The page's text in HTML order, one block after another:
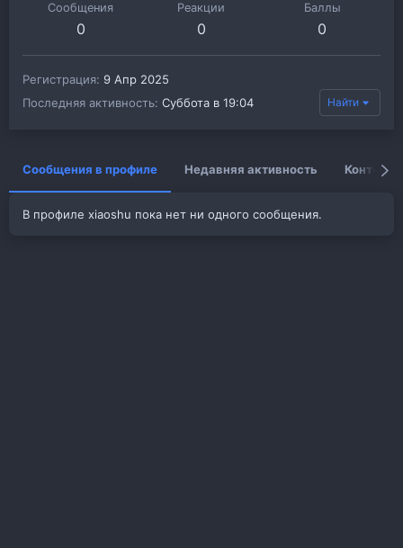
Сообщения
0
Реакции
0
Баллы
0
Регистрация 9 Апр 2025
Последняя активность Суббота в 19:04 Найти
Сообщения в профиле Недавняя активность Контент
В профиле xiaoshu пока нет ни одного сообщения.